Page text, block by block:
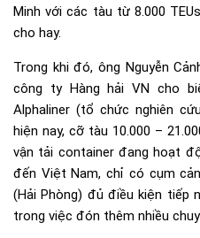
Minh với các tàu từ 8.000
cho hay.
Trong khi đó, ông Nguyễn
công ty Hàng hải VN cho
Alphaliner (tổ chức nghiên
hiện nay, cỡ tàu 10.000 –
vận tải container đang hoạt
đến Việt Nam, chỉ có cụm
(Hải Phòng) đủ điều kiện tiếp
trong việc đón thêm nhiều